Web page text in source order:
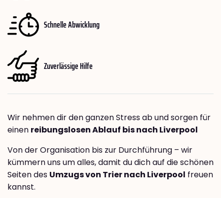
Schnelle Abwicklung
Zuverlässige Hilfe
Wir nehmen dir den ganzen Stress ab und sorgen für
einen reibungslosen Ablauf bis nach Liverpool
Von der Organisation bis zur Durchführung – wir
kümmern uns um alles, damit du dich auf die schönen
Seiten des Umzugs von Trier nach Liverpool freuen
kannst.